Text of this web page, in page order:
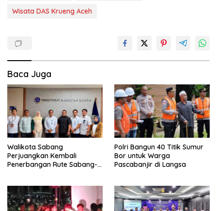
Wisata DAS Krueng Aceh
Baca Juga
Walikota Sabang
Perjuangkan Kembali
Penerbangan Rute Sabang-
Polri Bangun 40 Titik Sumur
Bor untuk Warga
Pascabanjir di Langsa